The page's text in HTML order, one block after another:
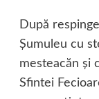
După
Şumuleu cu
mesteacăn şi
Sfintei